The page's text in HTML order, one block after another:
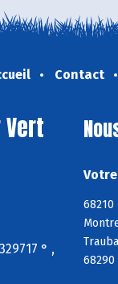
Contact
° ,
68210